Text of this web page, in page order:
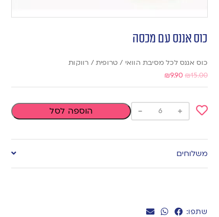
שתפו:
כוס אננס עם מכסה
כוס אננס לכל מסיבת הוואי / טרופית / רווקות
₪15.00
₪9.90
to
wishlist
+
- הוספה לסל
משלוחים